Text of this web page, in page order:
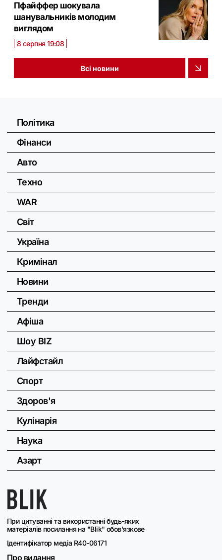
Пфайффер шокувала
шанувальників молодим
виглядом
8 серпня 19:08
Всі новини
При цитуванні та використанні будь-яких
матеріалів посилання на "Blik" обов'язкове
Ідентифікатор медіа R40-06171
Про видання
Політика
Фінанси
Авто
Техно
WAR
Світ
Україна
Кримінал
Новини
Тренди
Афіша
Шоу BIZ
Лайфстайл
Спорт
Здоров'я
Кулінарія
Наука
Азарт